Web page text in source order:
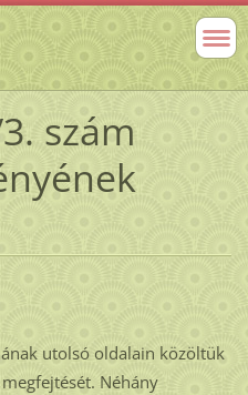
szám
utolsó oldalain közöltük
Néhány